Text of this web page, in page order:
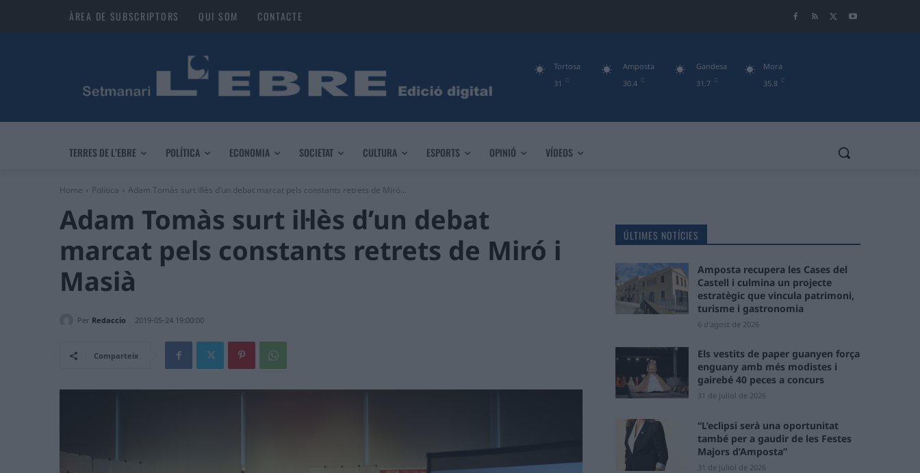
ÀREA DE SUBSCRIPTORS QUI SOM CONTACTE
31 C
Tortosa
30.4 C
Amposta
31.7 C
Gandesa
35.8 C
Mora
TERRES DE L’EBRE POLÍTICA ECONOMIA SOCIETAT CULTURA ESPORTS OPINIÓ VÍDEOS
Home Política Adam Tomàs surt il·lès d’un debat marcat pels constants retrets de Miró...
Adam Tomàs surt il·lès d’un debat
marcat pels constants retrets de Miró i
Masià
Per Redaccio 2019-05-24 19:00:00
Comparteix
ÚLTIMES NOTÍCIES
Amposta recupera les Cases del
Castell i culmina un projecte
estratègic que vincula patrimoni,
turisme i gastronomia
6 d'agost de 2026
Els vestits de paper guanyen força
enguany amb més modistes i
gairebé 40 peces a concurs
31 de juliol de 2026
“L’eclipsi serà una oportunitat
també per a gaudir de les Festes
Majors d’Amposta”
31 de juliol de 2026